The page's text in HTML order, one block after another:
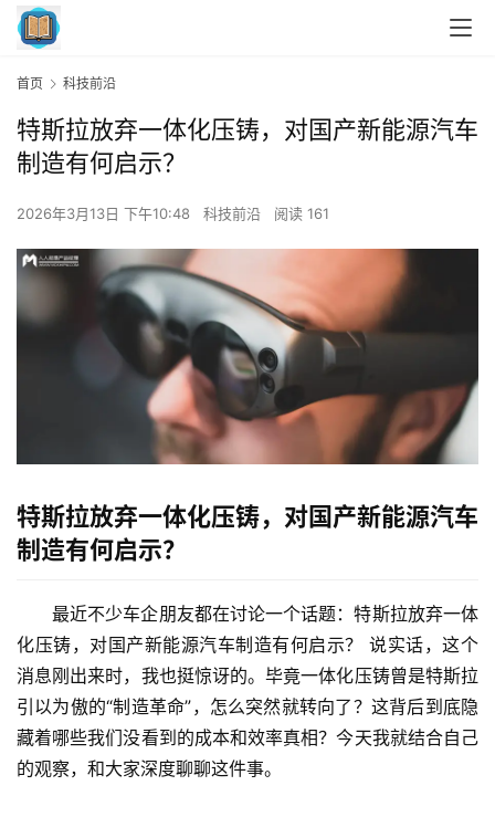
首页 科技前沿
特斯拉放弃一体化压铸，对国产新能源汽车
制造有何启示？
2026年3月13日 下午10:48 科技前沿 阅读 161
特斯拉放弃一体化压铸，对国产新能源汽车
制造有何启示？
最近不少车企朋友都在讨论一个话题：特斯拉放弃一体
化压铸，对国产新能源汽车制造有何启示？
说实话，这个
消息刚出来时，我也挺惊讶的。毕竟一体化压铸曾是特斯拉
引以为傲的“制造革命”，怎么突然就转向了？这背后到底隐
藏着哪些我们没看到的成本和效率真相？今天我就结合自己
的观察，和大家深度聊聊这件事。